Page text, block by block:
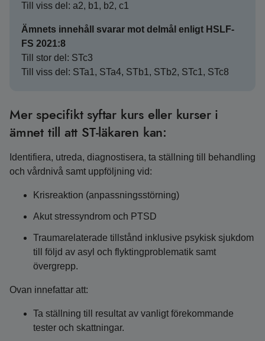
Till viss del: a2, b1, b2, c1
Ämnets innehåll svarar mot delmål enligt HSLF-
FS 2021:8
Till stor del: STc3
Till viss del: STa1, STa4, STb1, STb2, STc1, STc8
Mer specifikt syftar kurs eller kurser i
ämnet till att ST-läkaren kan:
Identifiera, utreda, diagnostisera, ta ställning till behandling
och vårdnivå samt uppföljning vid:
Krisreaktion (anpassningsstörning)
Akut stressyndrom och PTSD
Traumarelaterade tillstånd inklusive psykisk sjukdom
till följd av asyl och flyktingproblematik samt
övergrepp.
Ovan innefattar att:
Ta ställning till resultat av vanligt förekommande
tester och skattningar.